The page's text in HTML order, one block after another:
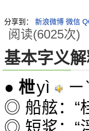
分享到： 新浪微博 微信
阅读(6025次)
基本字义
● 枻yì ㄧˋ
◎ 船舷：“